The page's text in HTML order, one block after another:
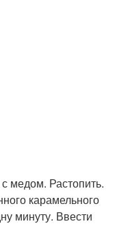
медом. Растопить.
карамельного
минуту. Ввести